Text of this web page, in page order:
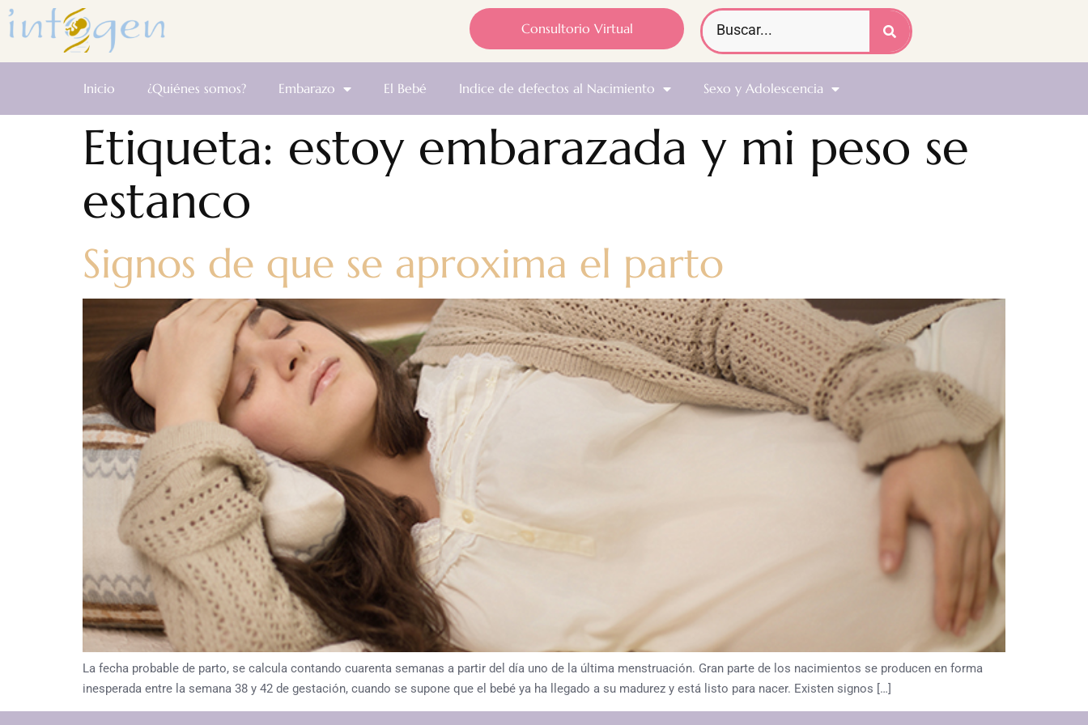
Consultorio Virtual
Inicio ¿Quiénes somos? Embarazo El Bebé Indice de defectos al Nacimiento Sexo y Adolescencia
Etiqueta: estoy embarazada y mi peso se
estanco
Signos de que se aproxima el parto
La fecha probable de parto, se calcula contando cuarenta semanas a partir del día uno de la última menstruación. Gran parte de los nacimientos se producen en forma
inesperada entre la semana 38 y 42 de gestación, cuando se supone que el bebé ya ha llegado a su madurez y está listo para nacer. Existen signos […]